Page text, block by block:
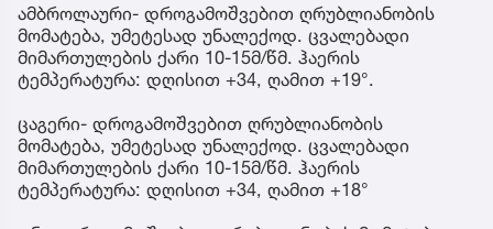
ამბროლაური- დროგამოშვებით ღრუბლიანობის
მომატება, უმეტესად უნალექოდ. ცვალებადი
მიმართულების ქარი 10-15მ/წმ. ჰაერის
ტემპერატურა: დღისით +34, ღამით +19°.
ცაგერი- დროგამოშვებით ღრუბლიანობის
მომატება, უმეტესად უნალექოდ. ცვალებადი
მიმართულების ქარი 10-15მ/წმ. ჰაერის
ტემპერატურა: დღისით +34, ღამით +18°